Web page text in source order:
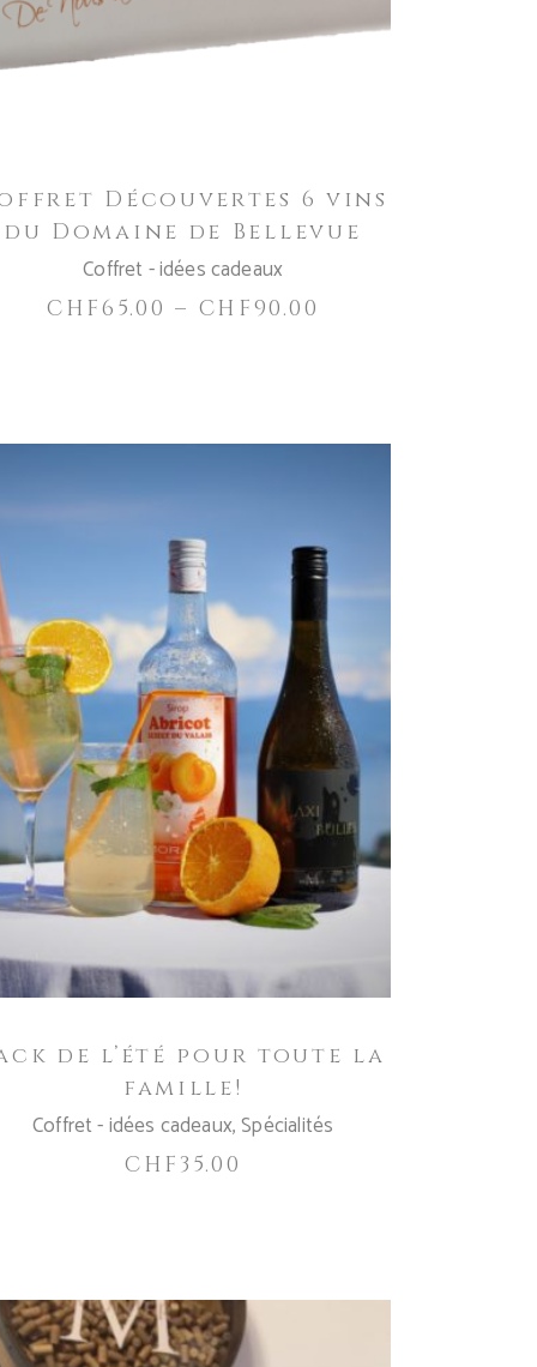
Les
sur
la
page
du
Découvertes 6 vins
du Domaine de Bellevue
Coffret - idées cadeaux
CHF65.00 – CHF90.00
AJOUTER AU PANIER
de l’été pour toute la
famille!
Coffret - idées cadeaux,Spécialités
CHF 35.00